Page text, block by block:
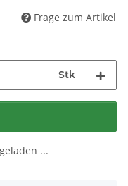
Frage zum Artikel
Stk
...